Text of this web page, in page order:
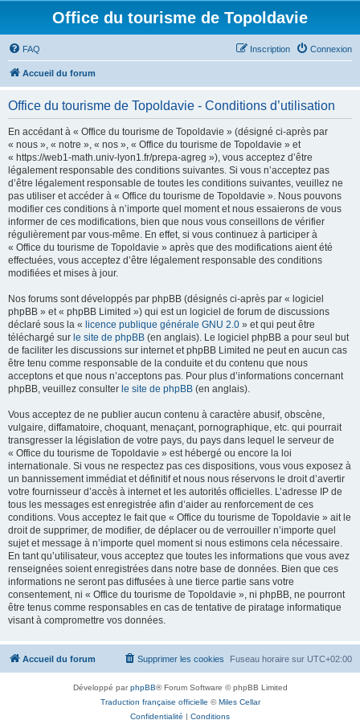
Office du tourisme de Topoldavie
FAQ Connexion
Inscription
Accueil du forum
Office du tourisme de Topoldavie - Conditions d’utilisation
En accédant à « Office du tourisme de Topoldavie » (désigné ci-après par
« nous », « notre », « nos », « Office du tourisme de Topoldavie » et
« https://web1-math.univ-lyon1.fr/prepa-agreg »), vous acceptez d’être
légalement responsable des conditions suivantes. Si vous n’acceptez pas
d’être légalement responsable de toutes les conditions suivantes, veuillez ne
pas utiliser et accéder à « Office du tourisme de Topoldavie ». Nous pouvons
modifier ces conditions à n’importe quel moment et nous essaierons de vous
informer de ces modifications, bien que nous vous conseillons de vérifier
régulièrement par vous-même. En effet, si vous continuez à participer à
« Office du tourisme de Topoldavie » après que des modifications aient été
effectuées, vous acceptez d’être légalement responsable des conditions
modifiées et mises à jour.
Nos forums sont développés par phpBB (désignés ci-après par « logiciel
phpBB » et « phpBB Limited ») qui est un logiciel de forum de discussions
déclaré sous la « licence publique générale GNU 2.0 » et qui peut être
téléchargé sur le site de phpBB (en anglais). Le logiciel phpBB a pour seul but
de faciliter les discussions sur internet et phpBB Limited ne peut en aucun cas
être tenu comme responsable de la conduite et du contenu que nous
acceptons et que nous n’acceptons pas. Pour plus d’informations concernant
phpBB, veuillez consulter le site de phpBB (en anglais).
Vous acceptez de ne publier aucun contenu à caractère abusif, obscène,
vulgaire, diffamatoire, choquant, menaçant, pornographique, etc. qui pourrait
transgresser la législation de votre pays, du pays dans lequel le serveur de
« Office du tourisme de Topoldavie » est hébergé ou encore la loi
internationale. Si vous ne respectez pas ces dispositions, vous vous exposez à
un bannissement immédiat et définitif et nous nous réservons le droit d’avertir
votre fournisseur d’accès à internet et les autorités officielles. L’adresse IP de
tous les messages est enregistrée afin d’aider au renforcement de ces
conditions. Vous acceptez le fait que « Office du tourisme de Topoldavie » ait le
droit de supprimer, de modifier, de déplacer ou de verrouiller n’importe quel
sujet et message à n’importe quel moment si nous estimons cela nécessaire.
En tant qu’utilisateur, vous acceptez que toutes les informations que vous avez
renseignées soient enregistrées dans notre base de données. Bien que ces
informations ne seront pas diffusées à une tierce partie sans votre
consentement, ni « Office du tourisme de Topoldavie », ni phpBB, ne pourront
être tenus comme responsables en cas de tentative de piratage informatique
visant à compromettre vos données.
Accueil du forum Fuseau horaire sur UTC+02:00
Supprimer les cookies
Développé parphpBB® Forum Software © phpBB Limited
Traduction française officielle ©Miles Cellar
Confidentialité | Conditions